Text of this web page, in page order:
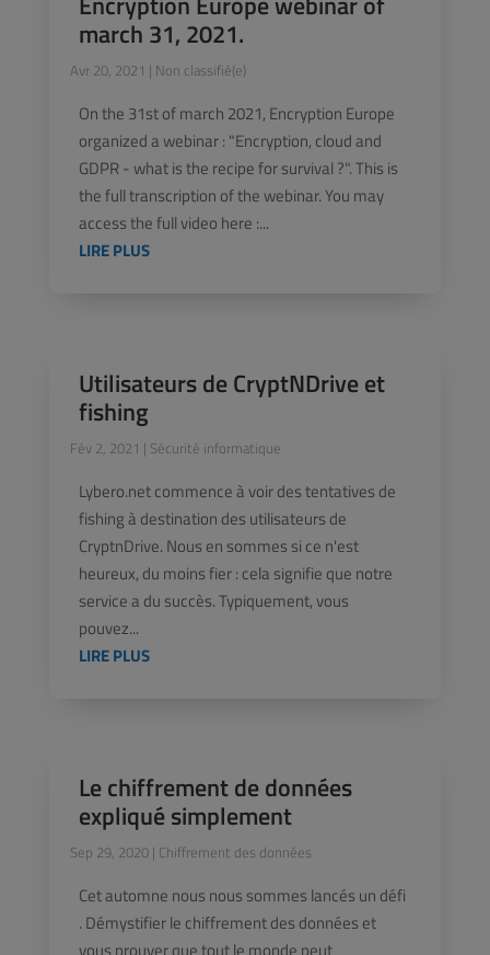
march 31, 2021.
Avr 20, 2021 | Non classifié(e)
On the 31st of march 2021, Encryption Europe
organized a webinar : "Encryption, cloud and
GDPR - what is the recipe for survival ?". This is
the full transcription of the webinar. You may
access the full video here :...
LIRE PLUS
Utilisateurs de CryptNDrive et
fishing
Fév 2, 2021 | Sécurité informatique
Lybero.net commence à voir des tentatives de
fishing à destination des utilisateurs de
CryptnDrive. Nous en sommes si ce n'est
heureux, du moins fier : cela signifie que notre
service a du succès. Typiquement, vous
pouvez...
LIRE PLUS
Le chiffrement de données
expliqué simplement
Sep 29, 2020| Chiffrement des données
Cet automne nous nous sommes lancés un défi
. Démystifier le chiffrement des données et
vous prouver que tout le monde peut